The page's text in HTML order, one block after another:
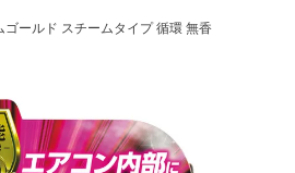
ールド スチームタイプ 循環 無香